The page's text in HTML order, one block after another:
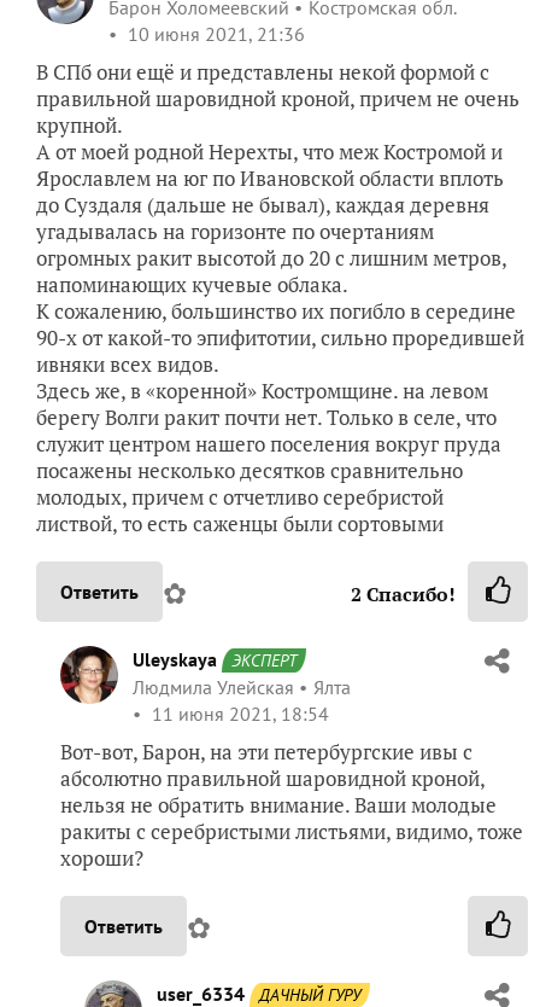
Барон Холомеевский
Костромская обл.
10 июня 2021, 21:36
В СПб они ещё и представлены некой формой с
правильной шаровидной кроной, причем не очень
крупной.
А от моей родной Нерехты, что меж Костромой и
Ярославлем на юг по Ивановской области вплоть
до Суздаля (дальше не бывал), каждая деревня
угадывалась на горизонте по очертаниям
огромных ракит высотой до 20 с лишним метров,
напоминающих кучевые облака.
К сожалению, большинство их погибло в середине
90-х от какой-то эпифитотии, сильно проредившей
ивняки всех видов.
Здесь же, в «коренной» Костромщине. на левом
берегу Волги ракит почти нет. Только в селе, что
служит центром нашего поселения вокруг пруда
посажены несколько десятков сравнительно
молодых, причем с отчетливо серебристой
листвой, то есть саженцы были сортовыми
Ответить ✿ 2 Спасибо!
Uleyskaya ЭКСПЕРТ
Людмила Улейская
Ялта
11 июня 2021, 18:54
Вот-вот, Барон, на эти петербургские ивы с
абсолютно правильной шаровидной кроной,
нельзя не обратить внимание. Ваши молодые
ракиты с серебристыми листьями, видимо, тоже
хороши?
Ответить ✿
user_6334 ДАЧНЫЙ ГУРУ